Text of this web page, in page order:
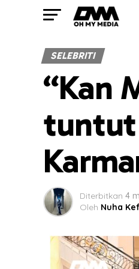
SELEBRITI
“Kan
tuntut
Diterbitkan 4
Oleh Nuha